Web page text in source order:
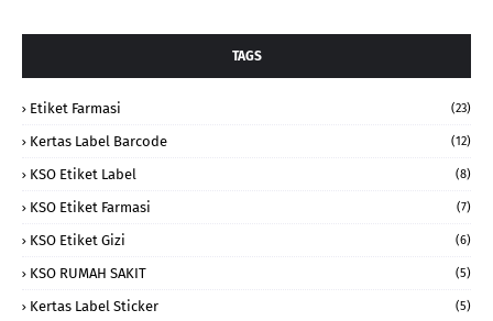
TAGS
Etiket Farmasi (23)
Kertas Label Barcode (12)
KSO Etiket Label (8)
KSO Etiket Farmasi (7)
KSO Etiket Gizi (6)
KSO RUMAH SAKIT (5)
Kertas Label Sticker (5)